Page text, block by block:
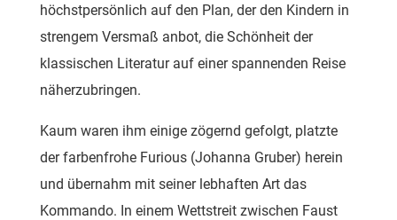
höchstpersönlich auf den Plan, der den Kindern in
strengem Versmaß anbot, die Schönheit der
klassischen Literatur auf einer spannenden Reise
näherzubringen.
Kaum waren ihm einige zögernd gefolgt, platzte
der farbenfrohe Furious (Johanna Gruber) herein
und übernahm mit seiner lebhaften Art das
Kommando. In einem Wettstreit zwischen Faust